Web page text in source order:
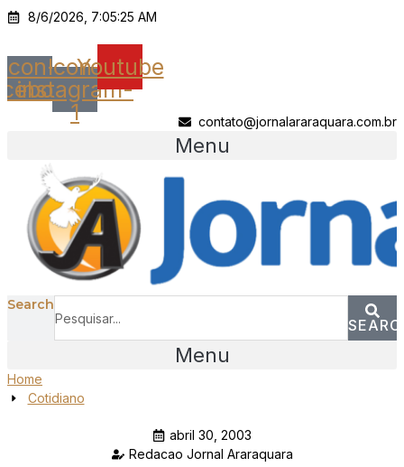
Ir
o
conteúdo
8/6/2026, 7:05:25 AM
Icon-Icon-
instagram-
1
Youtube
contato@jornalararaquara.com.br
Menu
Search
Menu
Home
Cotidiano
abril 30, 2003
Redacao Jornal Araraquara